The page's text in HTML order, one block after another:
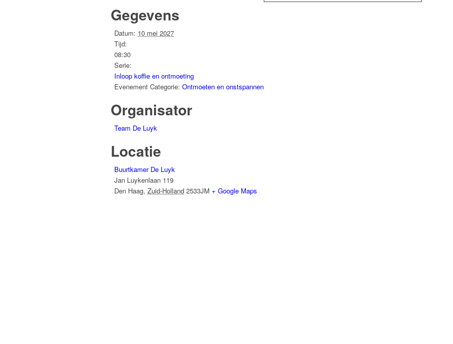
Gegevens
Datum: 10 mei 2027
Tijd:
08:30
Serie:
Inloop koffie en ontmoeting
Evenement Categorie: Ontmoeten en onstspannen
Organisator
Team De Luyk
Locatie
Buurtkamer De Luyk
Jan Luykenlaan 119
Den Haag, Zuid-Holland 2533JM + Google Maps